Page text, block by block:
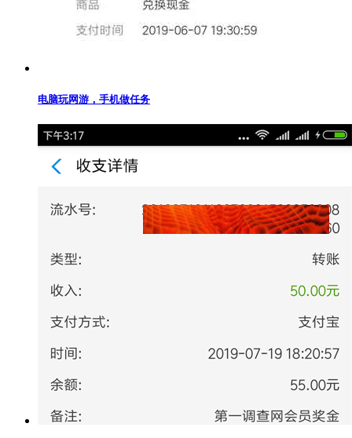
电脑玩网游，手机做任务